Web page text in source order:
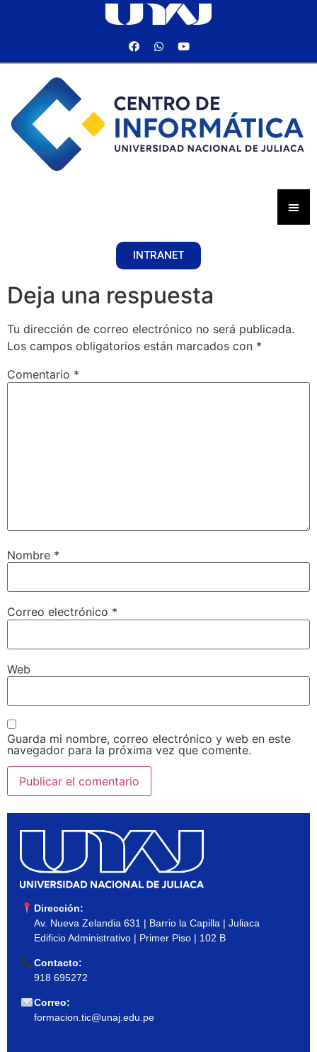
INTRANET
Deja una respuesta
Tu dirección de correo electrónico no será publicada.
Los campos obligatorios están marcados con *
Comentario *
Nombre *
Correo electrónico *
Web
Guarda mi nombre, correo electrónico y web en este
navegador para la próxima vez que comente.
Dirección:
Av. Nueva Zelandia 631 | Barrio la Capilla | Juliaca
Edificio Administrativo | Primer Piso | 102 B
Contacto:
918 695272
Correo:
formacion.tic@unaj.edu.pe